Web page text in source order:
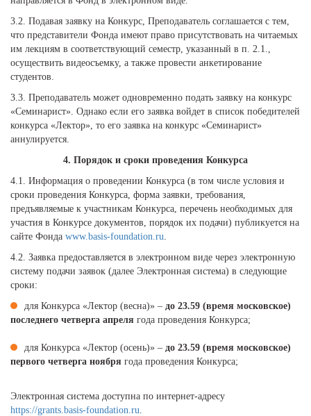
3.2. Подавая заявку на Конкурс, Преподаватель соглашается с тем,
что представители Фонда имеют право присутствовать на читаемых
им лекциям в соответствующий семестр, указанный в п. 2.1.,
осуществить видеосъемку, а также провести анкетирование
студентов.
3.3. Преподаватель может одновременно подать заявку на конкурс
«Семинарист». Однако если его заявка войдет в список победителей
конкурса «Лектор», то его заявка на конкурс «Семинарист»
аннулируется.
4. Порядок и сроки проведения Конкурса
4.1. Информация о проведении Конкурса (в том числе условия и
сроки проведения Конкурса, форма заявки, требования,
предъявляемые к участникам Конкурса, перечень необходимых для
участия в Конкурсе документов, порядок их подачи) публикуется на
сайте Фонда www.basis-foundation.ru.
4.2. Заявка предоставляется в электронном виде через электронную
систему подачи заявок (далее Электронная система) в следующие
сроки:
для Конкурса «Лектор (весна)» – до 23.59 (время московское)
последнего четверга апреля года проведения Конкурса;
для Конкурса «Лектор (осень)» – до 23.59 (время московское)
первого четверга ноября года проведения Конкурса;
Электронная система доступна по интернет-адресу
https://grants.basis-foundation.ru.